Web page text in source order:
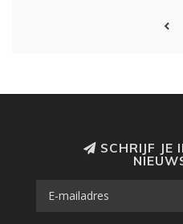
SCHRIJF JE